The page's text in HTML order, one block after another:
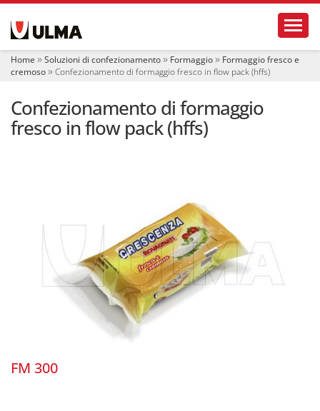
i
Home Soluzioni di confezionamento Formaggio
Formaggio fresco e
cremoso
Confezionamento di formaggio fresco in flow pack (hffs)
Confezionamento di formaggio
fresco in flow pack (hffs)
FM 300